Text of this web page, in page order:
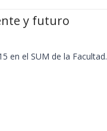
y futuro
en el SUM de la Facultad.